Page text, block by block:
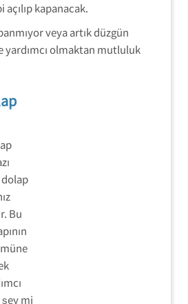
açılıp kapanacak.
veya artık düzgün
yardımcı olmaktan mutluluk
Bu
şey mi